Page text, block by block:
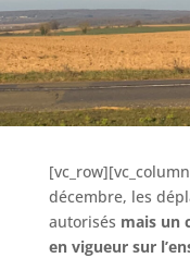
décembre, les
autorisés mais un
en vigueur sur